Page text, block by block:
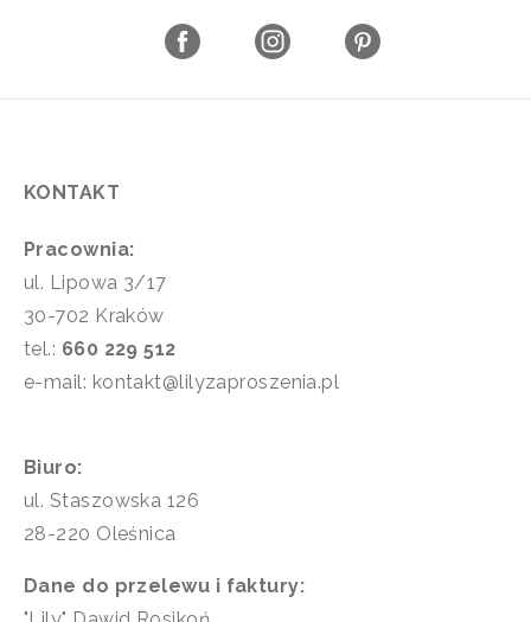
KONTAKT
Pracownia:
ul. Lipowa 3/17
30-702 Kraków
tel.: 660 229 512
e-mail: kontakt@lilyzaproszenia.pl
Biuro:
ul. Staszowska 126
28-220 Oleśnica
Dane do przelewu i faktury: